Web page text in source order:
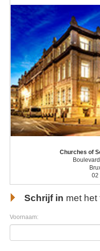
Churches of
02
Schrijf in met het
Voornaam: